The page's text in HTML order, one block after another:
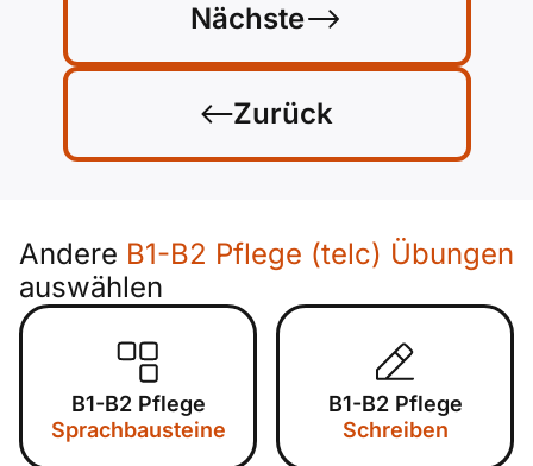
Zurück
Nächste
Andere B1-B2 Pflege (telc) Übungen
auswählen
B1-B2 Pflege
Sprachbausteine
B1-B2 Pflege
Schreiben